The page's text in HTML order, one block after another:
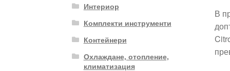
В
Интериор
Комплекти инструменти
Контейнери
Охлаждане, отопление,
климатизация